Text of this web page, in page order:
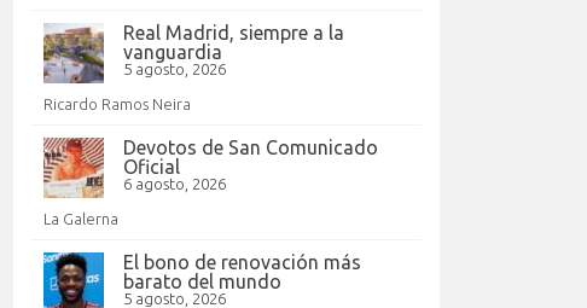
Real Madrid, siempre a la
vanguardia
5 agosto, 2026
Ricardo Ramos Neira
Devotos de San Comunicado
Oficial
6 agosto, 2026
La Galerna
El bono de renovación más
barato del mundo
5 agosto, 2026